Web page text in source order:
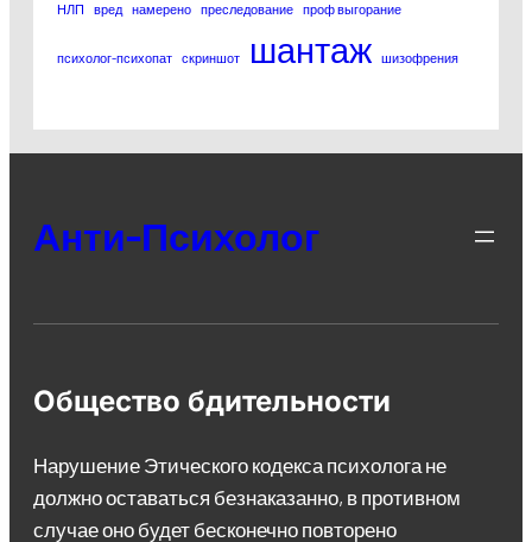
НЛП вред намерено преследование проф выгорание
психолог-психопат скриншот шантаж шизофрения
Анти-Психолог
Общество бдительности
Нарушение Этического кодекса психолога не
должно оставаться безнаказанно, в противном
случае оно будет бесконечно повторено